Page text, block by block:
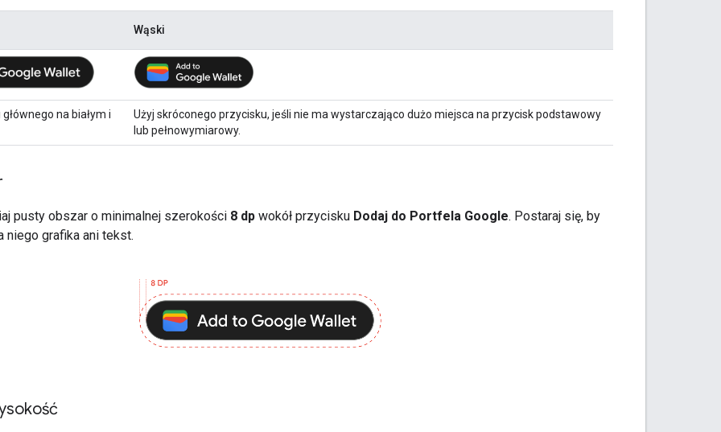
Wąski
głównego na białym i
Użyj skróconego przycisku, jeśli nie ma wystarczająco dużo miejsca na przycisk podstawowy
lub pełnowymiarowy.
pusty obszar o minimalnej szerokości 8 dp wokół przycisku Dodaj do Portfela Google. Postaraj się, by
niego grafika ani tekst.